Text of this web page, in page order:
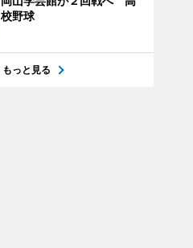
校野球
もっと見る